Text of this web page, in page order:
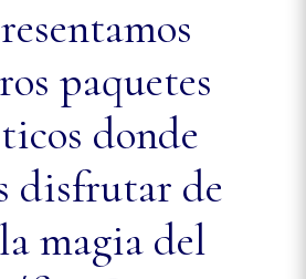
paquetes
donde
disfrutar de
magia del